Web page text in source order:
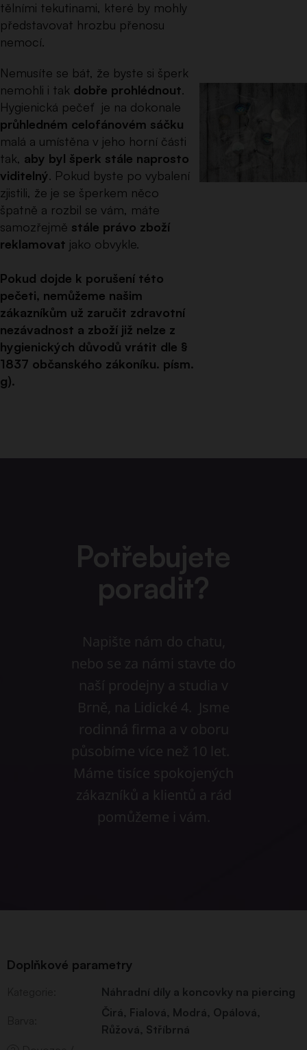
tělními tekutinami, které by mohly
představovat hrozbu přenosu
nemocí.
Nemusíte se bát, že byste si šperk
nemohli i tak dobře prohlédnout.
Hygienická pečeť je na dokonale
průhledném celofánovém sáčku
malá a umístěna v jeho horní části
tak, aby byl šperk stále naprosto
viditelný. Pokud byste po vybalení
zjistili, že je se šperkem něco
špatně a rozbil se vám, máte
samozřejmě stále právo zboží
reklamovat jako obvykle.
Pokud dojde k porušení této
pečeti, nemůžeme našim
zákazníkům už zaručit zdravotní
nezávadnost a zboží již nelze z
hygienických důvodů vrátit dle §
1837 občanského zákoníku. písm.
g).
Potřebujete
poradit?
Napište nám do chatu,
nebo se za námi stavte do
naší prodejny a studia v
Brně, na Lidické 4. Jsme
rodinná firma a v oboru
působíme více než 10 let.
Máme tisíce spokojených
zákazníků a klientů a rád
pomůžeme i vám.
Doplňkové parametry
Náhradní díly a koncovky na piercing
Čirá, Fialová, Modrá, Opálová,
Růžová, Stříbrná